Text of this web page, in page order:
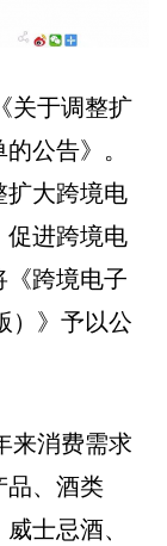
关于调整扩
公告》。
扩大跨境电
促进跨境电
《跨境电子
）》予以公
来消费需求
品、酒类
士忌酒、